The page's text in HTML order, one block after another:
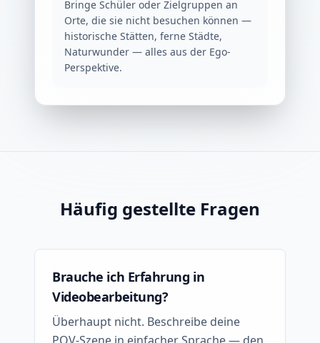
Bringe Schüler oder Zielgruppen an
Orte, die sie nicht besuchen können —
historische Stätten, ferne Städte,
Naturwunder — alles aus der Ego-
Perspektive.
Häufig gestellte Fragen
Brauche ich Erfahrung in
Videobearbeitung?
Überhaupt nicht. Beschreibe deine